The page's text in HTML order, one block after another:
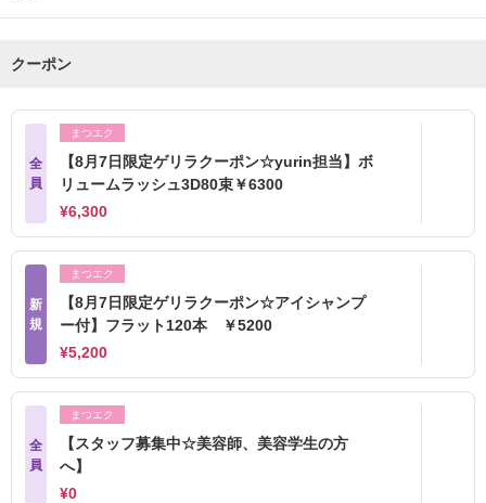
クーポン
全
員
まつエク
【8月7日限定ゲリラクーポン☆yurin担当】ボ
リュームラッシュ3D80束￥6300
¥6,300
新
規
まつエク
【8月7日限定ゲリラクーポン☆アイシャンプ
ー付】フラット120本 ￥5200
¥5,200
全
員
まつエク
【スタッフ募集中☆美容師、美容学生の方
へ】
¥0